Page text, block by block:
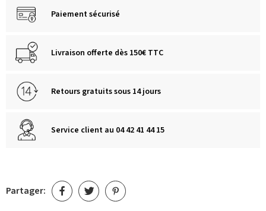
Paiement sécurisé
Livraison offerte dès 150€ TTC
Retours gratuits sous 14 jours
Service client au 04 42 41 44 15
Partager: